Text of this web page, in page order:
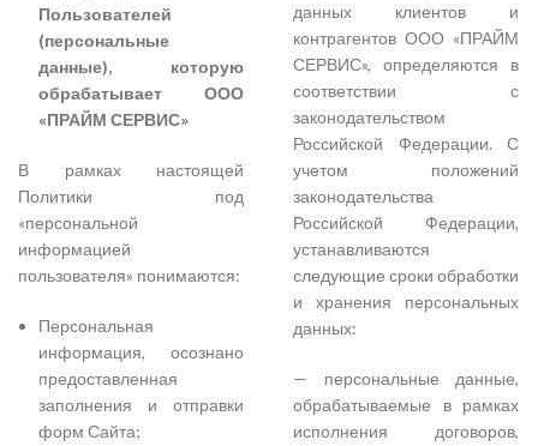
Пользователей
(персональные
данные), которую
обрабатывает ООО
«ПРАЙМ СЕРВИС»
В рамках настоящей
Политики под
«персональной
информацией
пользователя» понимаются:
Персональная
информация, осознано
предоставленная
заполнения и отправки
форм Сайта;
данных клиентов и
контрагентов ООО «ПРАЙМ
СЕРВИС», определяются в
соответствии с
законодательством
Российской Федерации. С
учетом положений
законодательства
Российской Федерации,
устанавливаются
следующие сроки обработки
и хранения персональных
данных:
— персональные данные,
обрабатываемые в рамках
исполнения договоров,